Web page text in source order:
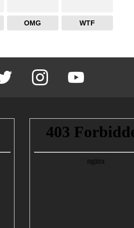
OMG WTF
twitter instagram youtube